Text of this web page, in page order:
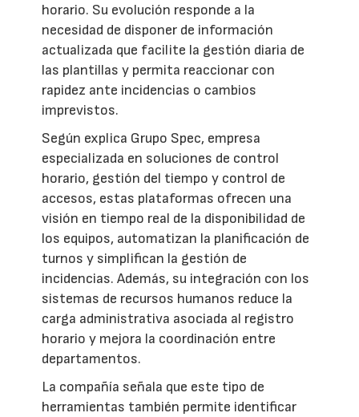
horario. Su evolución responde a la
necesidad de disponer de información
actualizada que facilite la gestión diaria de
las plantillas y permita reaccionar con
rapidez ante incidencias o cambios
imprevistos.
Según explica Grupo Spec, empresa
especializada en soluciones de control
horario, gestión del tiempo y control de
accesos, estas plataformas ofrecen una
visión en tiempo real de la disponibilidad de
los equipos, automatizan la planificación de
turnos y simplifican la gestión de
incidencias. Además, su integración con los
sistemas de recursos humanos reduce la
carga administrativa asociada al registro
horario y mejora la coordinación entre
departamentos.
La compañía señala que este tipo de
herramientas también permite identificar